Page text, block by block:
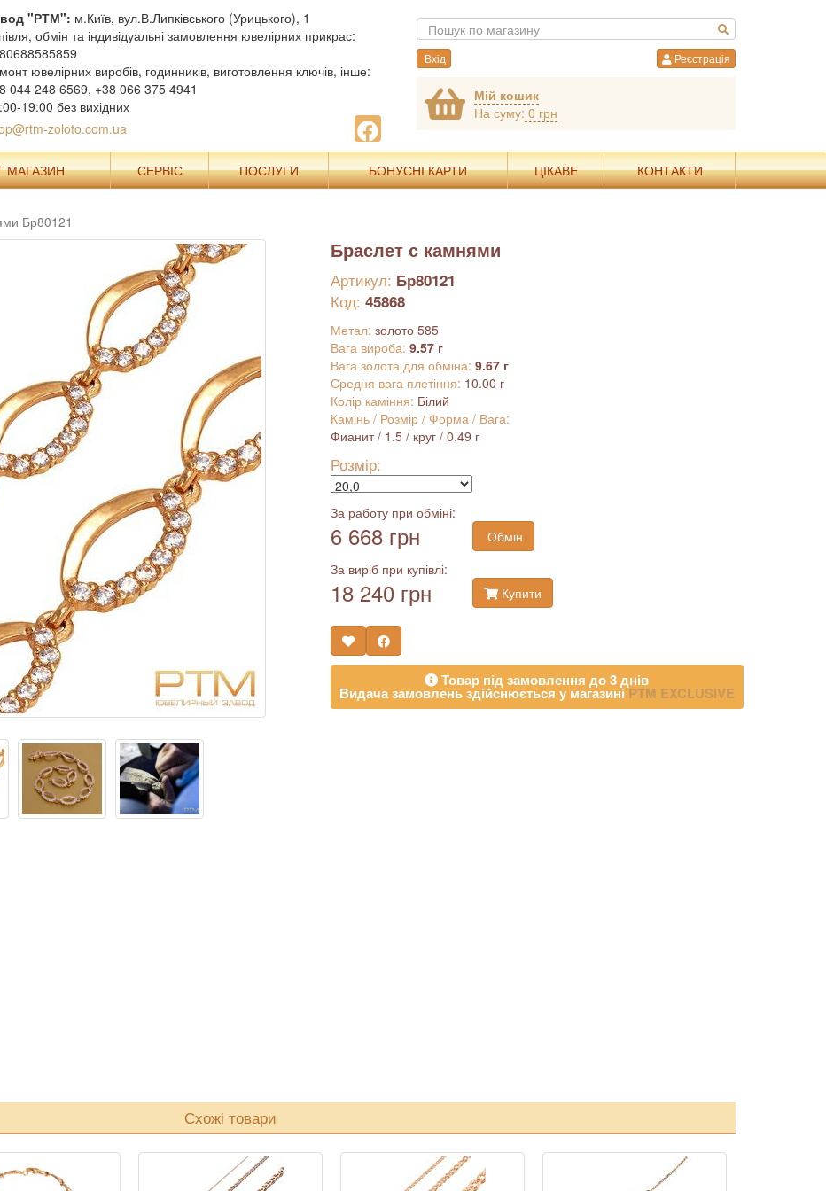
"РТМ": м.Київ, вул.В.Липківського (Урицького), 1
обмін та індивідуальні замовлення ювелірних прикрас:
ювелірних виробів, годинників, виготовлення ключів, інше:
044 248 6569, +38 066 375 4941
19:00 без вихідних
zoloto.com.ua
Вхід Реєстрація
Мій кошик
На суму: 0 грн
МАГАЗИН СЕРВІС ПОСЛУГИ БОНУСНІ КАРТИ ЦІКАВЕ КОНТАКТИ
Бр80121
Браслет с камнями
Артикул: Бр80121
Код: 45868
Метал: золото 585
Вага вироба: 9.57 г
Вага золота для обміна: 9.67 г
Средня вага плетіння: 10.00 г
Колір каміння: Білий
Камінь / Розмір / Форма / Вага:
Фианит / 1.5 / круг / 0.49 г
Розмір:
За работу при обміні:
6 668 грн
Обмін
За виріб при купівлі:
18 240 грн Купити
Товар під замовлення до 3 днів
Видача замовлень здійснюється у магазиніPTM EXCLUSIVE
Схожі товари